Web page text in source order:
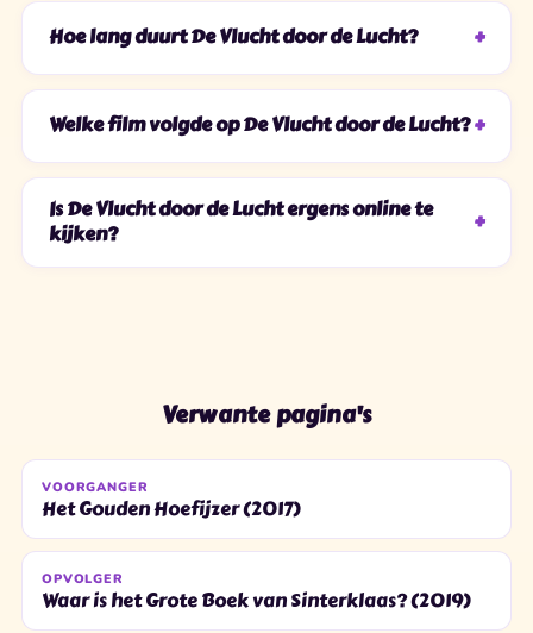
Hoe lang duurt De Vlucht door de Lucht?
Welke film volgde op De Vlucht door de Lucht?
Is De Vlucht door de Lucht ergens online te
kijken?
Verwante pagina's
VOORGANGER
Het Gouden Hoefijzer (2017)
OPVOLGER
Waar is het Grote Boek van Sinterklaas? (2019)